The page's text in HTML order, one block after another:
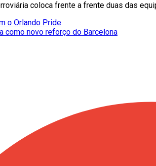
coloca frente a frente duas das
o Orlando Pride
como novo reforço do Barcelona